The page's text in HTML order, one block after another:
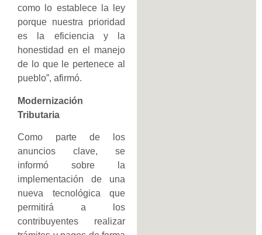
como lo establece la ley
porque nuestra prioridad
es la eficiencia y la
honestidad en el manejo
de lo que le pertenece al
pueblo”, afirmó.
Modernización
Tributaria
Como parte de los
anuncios clave, se
informó sobre la
implementación de una
nueva tecnológica que
permitirá a los
contribuyentes realizar